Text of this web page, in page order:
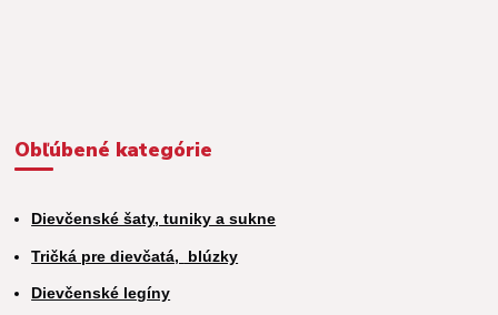
Obľúbené kategórie
Dievčenské šaty, tuniky a sukne
Tričká pre dievčatá, blúzky
Dievčenské legíny